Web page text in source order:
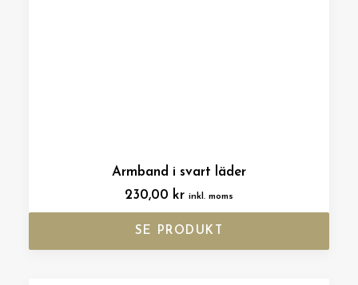
Armband i svart läder
230,00 kr inkl. moms
SE PRODUKT